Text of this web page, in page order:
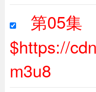
第05集
$https://
m3u8